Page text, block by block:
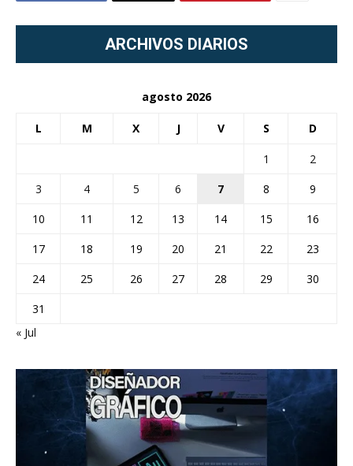
ARCHIVOS DIARIOS
agosto 2026
L M X J V S D
1
2
3
4 5 6 7 8
9
10
11 12 13 14 15
16
17
18 19 20 21 22
23
24
25 26 27 28 29
30
31
« Jul